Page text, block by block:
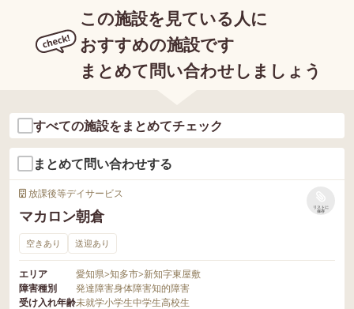
この施設を見ている人に
おすすめの施設です
まとめて問い合わせしましょう
すべての施設をまとめてチェック
まとめて問い合わせする
放課後等デイサービス
マカロン朝倉
リストに
保存
空きあり 送迎あり
エリア 愛知県>知多市>新知字東屋敷
障害種別
発達障害身体障害知的障害
受け入れ年齢未就学小学生中学生高校生